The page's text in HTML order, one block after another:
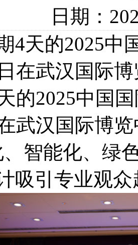
日期：
4天的2025中
在武汉国际
2025中国国
武汉国际博
、智能化、绿
吸引专业观